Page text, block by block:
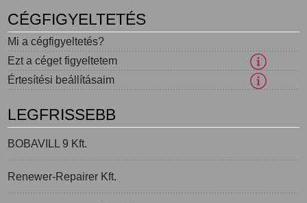
CÉGFIGYELTETÉS
Mi a cégfigyeltetés?
Ezt a céget figyeltetem
Értesítési beállításaim
LEGFRISSEBB
BOBAVILL 9 Kft.
Renewer-Repairer Kft.